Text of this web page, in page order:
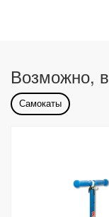
Возможно,
Самокаты